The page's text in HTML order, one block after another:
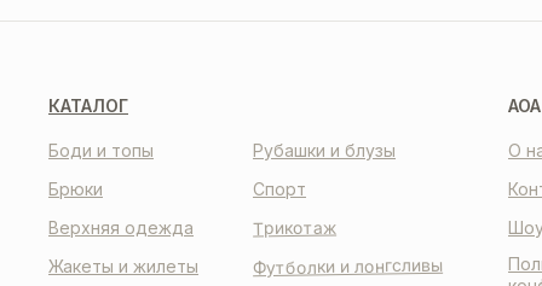
КАТАЛОГ
О
Боди и топы
Спорт
Рубашки и блузы
Брюки
Жакеты и жилеты
Трикотаж
Футболки и лонгсливы
Верхняя одежда